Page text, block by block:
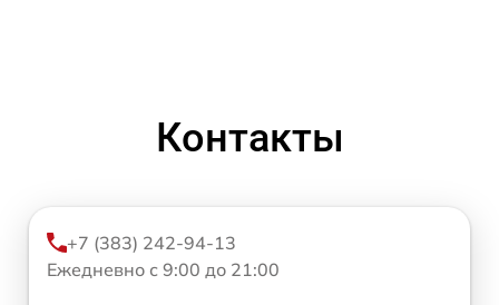
Контакты
+7 (383) 242-94-13
Ежедневно с 9:00 до 21:00